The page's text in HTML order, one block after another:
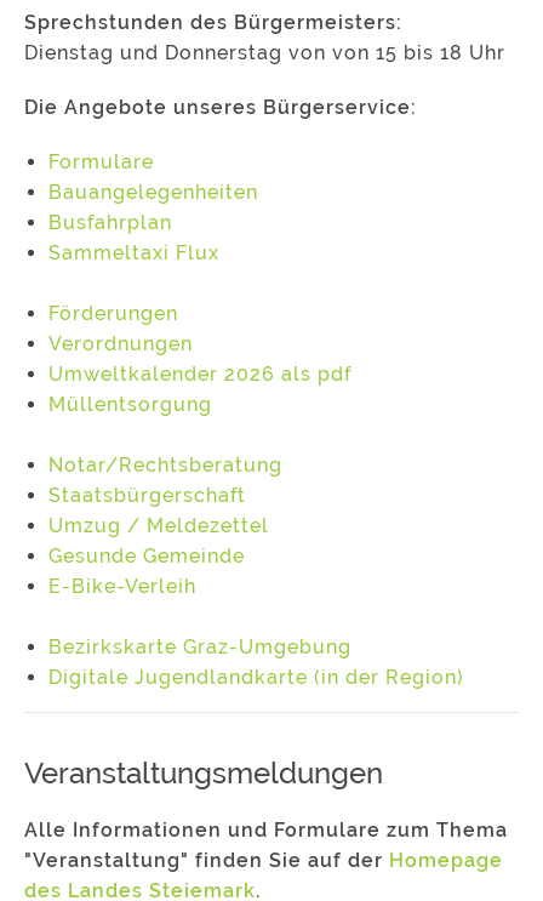
Sprechstunden des Bürgermeisters:
Dienstag und Donnerstag von von 15 bis 18 Uhr
Die Angebote unseres Bürgerservice:
Formulare
Bauangelegenheiten
Busfahrplan
Sammeltaxi Flux
Förderungen
Verordnungen
Umweltkalender 2026 als pdf
Müllentsorgung
Notar/Rechtsberatung
Staatsbürgerschaft
Umzug / Meldezettel
Gesunde Gemeinde
E-Bike-Verleih
Bezirkskarte Graz-Umgebung
Digitale Jugendlandkarte (in der Region)
Veranstaltungsmeldungen
Alle Informationen und Formulare zum Thema
"Veranstaltung" finden Sie auf der Homepage
des Landes Steiemark.